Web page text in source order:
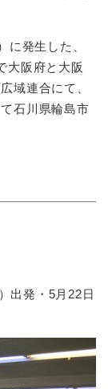
に発生した、
大阪府と大阪
域連合にて、
石川県輪島市
出発・5月22日